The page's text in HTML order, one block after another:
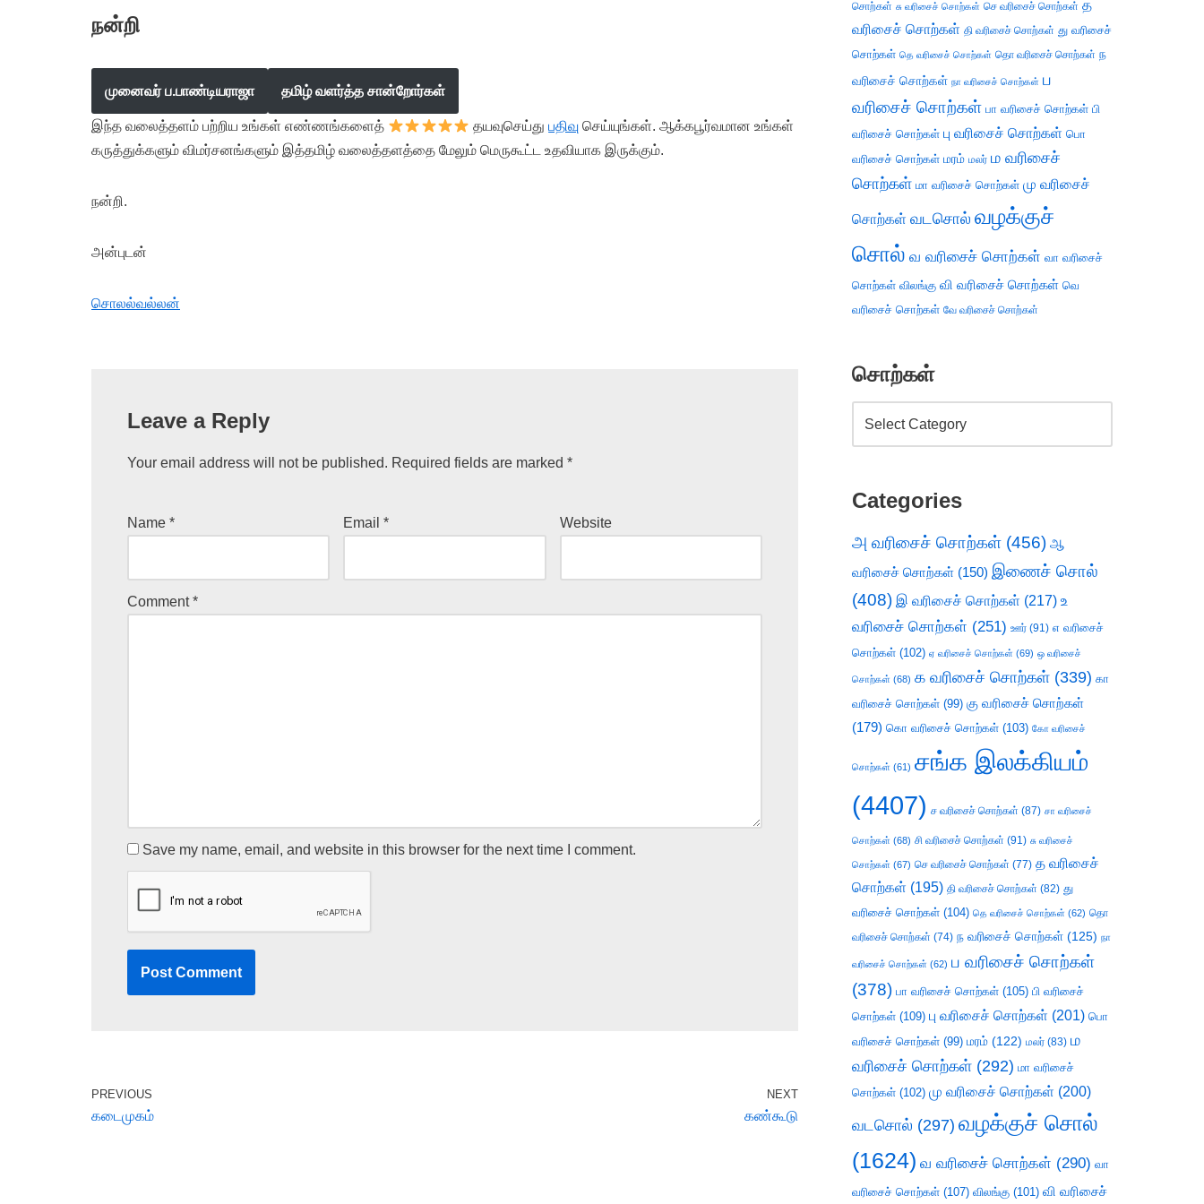
நன்றி
முனைவர் ப.பாண்டியராஜா தமிழ் வளர்த்த சான்றோர்கள்
இந்த வலைத்தளம் பற்றிய உங்கள் எண்ணங்களைத் தயவுசெய்துபதிவு செய்யுங்கள். ஆக்கபூர்வமான உங்கள்
கருத்துக்களும் விமர்சனங்களும் இத்தமிழ் வலைத்தளத்தை மேலும் மெருகூட்ட உதவியாக இருக்கும்.
நன்றி.
அன்புடன்
சொலல்வல்லன்
Leave a Reply
Your email address will not be published. Required fields are marked *
Name * Email* Website
Comment*
Save my name, email, and website in this browser for the next time I comment.
PREVIOUS
கடைமுகம்
NEXT
கண்கூடு
சொற்கள் சு வரிசைச் சொற்கள் செ வரிசைச் சொற்கள் த
வரிசைச் சொற்கள் தி வரிசைச் சொற்கள் து வரிசைச்
சொற்கள் தெ வரிசைச் சொற்கள் தொ வரிசைச் சொற்கள் ந
வரிசைச் சொற்கள் நா வரிசைச் சொற்கள் ப
வரிசைச் சொற்கள் பா வரிசைச் சொற்கள் பி
வரிசைச் சொற்கள் பு வரிசைச் சொற்கள் பொ
வரிசைச் சொற்கள் மரம் மலர் ம வரிசைச்
சொற்கள் மா வரிசைச் சொற்கள் மு வரிசைச்
சொற்கள் வடசொல் வழக்குச்
சொல் வ வரிசைச் சொற்கள் வா வரிசைச்
சொற்கள் விலங்கு வி வரிசைச் சொற்கள் வெ
வரிசைச் சொற்கள் வே வரிசைச் சொற்கள்
சொற்கள்
Categories
அ வரிசைச் சொற்கள் (456) ஆ
வரிசைச் சொற்கள் (150) இணைச் சொல்
(408) இ வரிசைச் சொற்கள் (217) உ
வரிசைச் சொற்கள் (251) ஊர் (91) எ வரிசைச்
சொற்கள் (102) ஏ வரிசைச் சொற்கள் (69) ஒ வரிசைச்
சொற்கள் (68) க வரிசைச் சொற்கள் (339) கா
வரிசைச் சொற்கள் (99) கு வரிசைச் சொற்கள்
(179) கொ வரிசைச் சொற்கள் (103) கோ வரிசைச்
சொற்கள் (61) சங்க இலக்கியம்
(4407) ச வரிசைச் சொற்கள் (87) சா வரிசைச்
சொற்கள் (68) சி வரிசைச் சொற்கள் (91) சு வரிசைச்
சொற்கள் (67) செ வரிசைச் சொற்கள் (77) த வரிசைச்
சொற்கள் (195) தி வரிசைச் சொற்கள் (82) து
வரிசைச் சொற்கள் (104) தெ வரிசைச் சொற்கள் (62) தொ
வரிசைச் சொற்கள் (74) ந வரிசைச் சொற்கள் (125) நா
வரிசைச் சொற்கள் (62) ப வரிசைச் சொற்கள்
(378) பா வரிசைச் சொற்கள் (105) பி வரிசைச்
சொற்கள் (109) பு வரிசைச் சொற்கள் (201) பொ
வரிசைச் சொற்கள் (99) மரம் (122) மலர் (83) ம
வரிசைச் சொற்கள் (292) மா வரிசைச்
சொற்கள் (102) மு வரிசைச் சொற்கள் (200)
வடசொல் (297) வழக்குச் சொல்
(1624) வ வரிசைச் சொற்கள் (290) வா
வரிசைச் சொற்கள் (107) விலங்கு (101) வி வரிசைச்